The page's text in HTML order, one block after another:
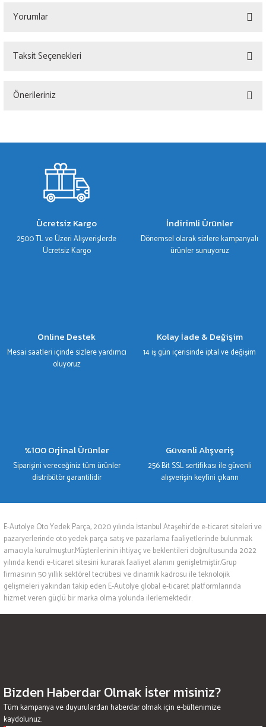
Yorumlar
Taksit Seçenekleri
Önerileriniz
gördüğünüz noktaları öneri formunu kullanarak tarafımıza iletebilirsiniz.
Ürün resmi kalitesiz, bozuk veya görüntülenemiyor.
Ürün açıklamasında eksik bilgiler bulunuyor.
Ürün fiyatı diğer sitelerden daha pahalı.
Bu ürüne benzer farklı alternatifler olmalı.
Ücretsiz Kargo
2500 TL ve Üzeri Alışverişlerde
Ücretsiz Kargo
İndirimli Ürünler
Dönemsel olarak sizlere kampanyalı
ürünler sunuyoruz
Online Destek
Mesai saatleri içinde sizlere yardımcı
oluyoruz
Kolay İade & Değişim
14 iş gün içerisinde iptal ve değişim
%100 Orjinal Ürünler
Siparişini vereceğiniz tüm ürünler
distribütör garantilidir
Güvenli Alışveriş
256 Bit SSL sertifikası ile güvenli
alışverişin keyfini çıkarın
E-Autolye Oto Yedek Parça, 2020 yılında İstanbul Ataşehir’de e-ticaret siteleri ve
pazaryerlerinde oto yedek parça satış ve pazarlama faaliyetlerinde bulunmak
amacıyla kurulmuştur.Müşterilerinin ihtiyaç ve beklentileri doğrultusunda 2022
yılında kendi e-ticaret sitesini kurarak faaliyet alanını genişletmiştir.Grup
firmasının 50 yıllık sektörel tecrübesi ve dinamik kadrosu ile teknolojik
gelişmeleri yakından takip eden E-Autolye global e-ticaret platformlarında
hizmet veren güçlü bir marka olma yolunda ilerlemektedir.
Bizden Haberdar Olmak İster misiniz?
Tüm kampanya ve duyurulardan haberdar olmak için e-bültenimize
kaydolunuz.